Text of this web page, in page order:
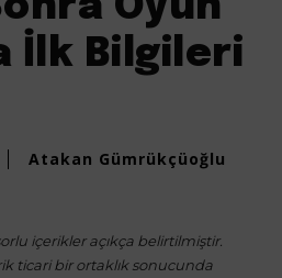
Oyun
İlk Bilgileri
Atakan Gümrükçüoğlu
içerikler açıkça belirtilmiştir.
ticari bir ortaklık sonucunda